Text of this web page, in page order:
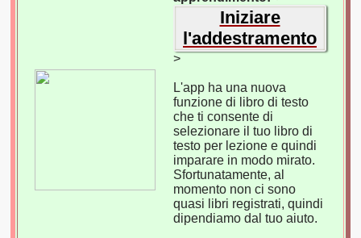
Iniziare
l'addestramento
>
L'app ha una nuova
funzione di libro di testo
che ti consente di
selezionare il tuo libro di
testo per lezione e quindi
imparare in modo mirato.
Sfortunatamente, al
momento non ci sono
quasi libri registrati, quindi
dipendiamo dal tuo aiuto.